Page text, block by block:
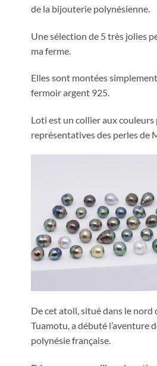
de la bijouterie polynésienne.
Une sélection de 5 très jolies
ma ferme.
Elles sont montées
fermoir argent 925.
Loti est un collier aux couleurs
représentatives des perles de
De cet atoll, situé dans le nord
Tuamotu, a débuté l’aventure
polynésie française.